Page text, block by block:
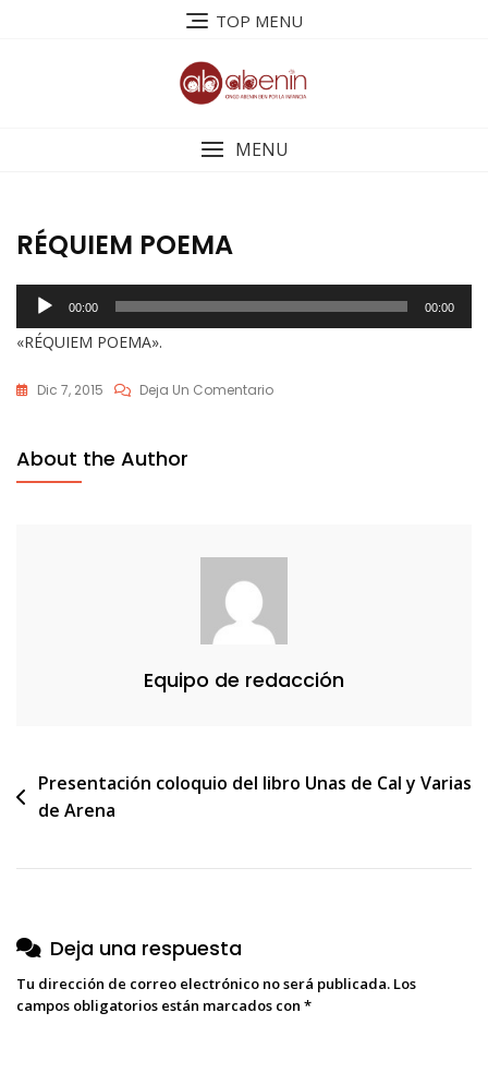
TOP MENU
MENU
RÉQUIEM POEMA
Reproductor
audio
00:00 00:00
«RÉQUIEM POEMA».
Dic 7, 2015 Deja Un ComentarioEn
About the Author
Equipo de redacción
Navegación
de
Presentación coloquio del libro Unas de Cal y Varias
de Arena
Deja una respuesta
Tu dirección de correo electrónico no será publicada. Los
campos obligatorios están marcados con *